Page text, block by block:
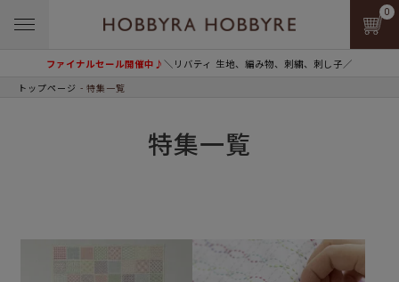
ファイナルセール開催中♪＼リバティ 生地、編み物、刺繍、刺し子／
0
トップページ 特集一覧
特集一覧